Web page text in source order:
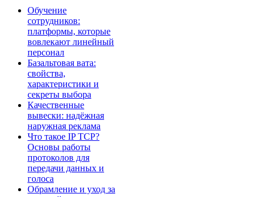
Обучение
сотрудников:
платформы, которые
вовлекают линейный
персонал
Базальтовая вата:
свойства,
характеристики и
секреты выбора
Качественные
вывески: надёжная
наружная реклама
Что такое IP TCP?
Основы работы
протоколов для
передачи данных и
голоса
Обрамление и уход за